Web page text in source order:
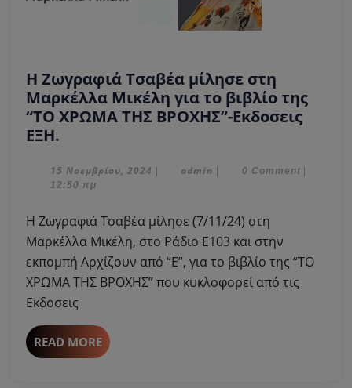
Η Ζωγραφιά Τσαβέα μίλησε στη
Μαρκέλλα Μικέλη για το βιβλίο της
“ΤΟ ΧΡΩΜΑ ΤΗΣ ΒΡΟΧΗΣ”-Εκδοσεις
ΕΞΗ.
Τσαβέα
μίλησε
Μαρκέλλα
Μικέλη
για
το
βιβλίο
της
“ΤΟ
ΧΡΩΜΑ
15 Νοεμβρίου, 2024 15| admin admin
| 0 Comment |
12:50 πμ
Η Ζωγραφιά Τσαβέα μίλησε (7/11/24) στη
Μαρκέλλα Μικέλη, στο Ράδιο Ε103 και στην
εκπομπή Αρχίζουν από “Ε”, για το βιβλίο της “ΤΟ
ΧΡΩΜΑ ΤΗΣ ΒΡΟΧΗΣ” που κυκλοφορεί από τις
Εκδοσεις
READ MOREREAD
MORE